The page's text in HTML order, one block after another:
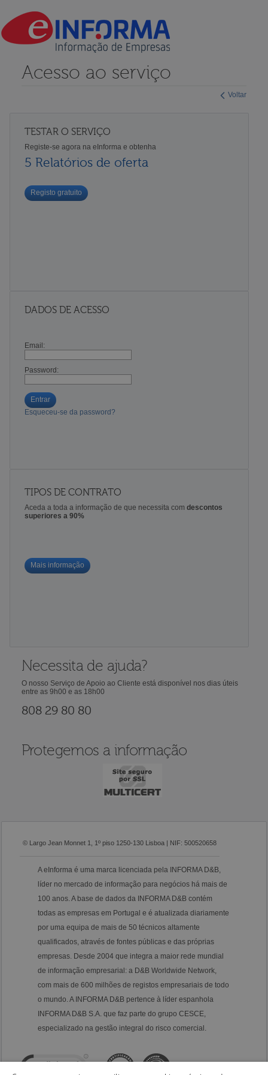
Voltar
Acesso ao serviço
TESTAR O SERVIÇO
Registe-se agora na eInforma e obtenha
5 Relatórios de oferta
Registo gratuito
DADOS DE ACESSO
Email:
Password:
Entrar
Esqueceu-se da password?
TIPOS DE CONTRATO
Aceda a toda a informação de que necessita com descontos
superiores a 90%
Mais informação
Necessita de ajuda?
O nosso Serviço de Apoio ao Cliente está disponível nos dias úteis
entre as 9h00 e as 18h00
808 29 80 80
Protegemos a informação
© Largo Jean Monnet 1, 1º piso 1250-130 Lisboa | NIF: 500520658
A eInforma é uma marca licenciada pela INFORMA D&B,
líder no mercado de informação para negócios há mais de
100 anos. A base de dados da INFORMA D&B contém
todas as empresas em Portugal e é atualizada diariamente
por uma equipa de mais de 50 técnicos altamente
qualificados, através de fontes públicas e das próprias
empresas. Desde 2004 que integra a maior rede mundial
de informação empresarial: a D&B Worldwide Network,
com mais de 600 milhões de registos empresariais de todo
o mundo. A INFORMA D&B pertence à líder espanhola
INFORMA D&B S.A. que faz parte do grupo CESCE,
especializado na gestão integral do risco comercial.